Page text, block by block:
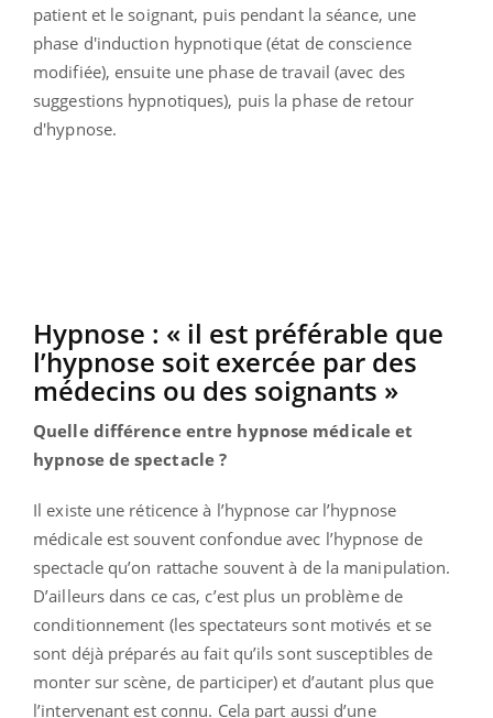
patient et le soignant, puis pendant la séance, une
phase d'induction hypnotique (état de conscience
modifiée), ensuite une phase de travail (avec des
suggestions hypnotiques), puis la phase de retour
d'hypnose.
Hypnose : « il est préférable que
l’hypnose soit exercée par des
médecins ou des soignants »
Quelle différence entre hypnose médicale et
hypnose de spectacle ?
Il existe une réticence à l’hypnose car l’hypnose
médicale est souvent confondue avec l’hypnose de
spectacle qu’on rattache souvent à de la manipulation.
D’ailleurs dans ce cas, c’est plus un problème de
conditionnement (les spectateurs sont motivés et se
sont déjà préparés au fait qu’ils sont susceptibles de
monter sur scène, de participer) et d’autant plus que
l’intervenant est connu. Cela part aussi d’une